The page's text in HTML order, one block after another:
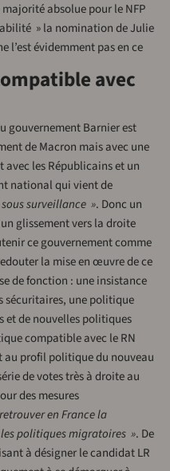
absolue pour le NFP
» la nomination de Julie
l’est évidemment pas en ce
avec
gouvernement Barnier est
de Macron mais avec une
les Républicains et un
national qui vient de
surveillance ». Donc un
glissement vers la droite
ce gouvernement comme
la mise en œuvre de ce
de fonction : une insistance
sécuritaires, une politique
et de nouvelles politiques
compatible avec le RN
au profil politique du nouveau
de votes très à droite au
des mesures
en France la
politiques migratoires ». De
à désigner le candidat LR